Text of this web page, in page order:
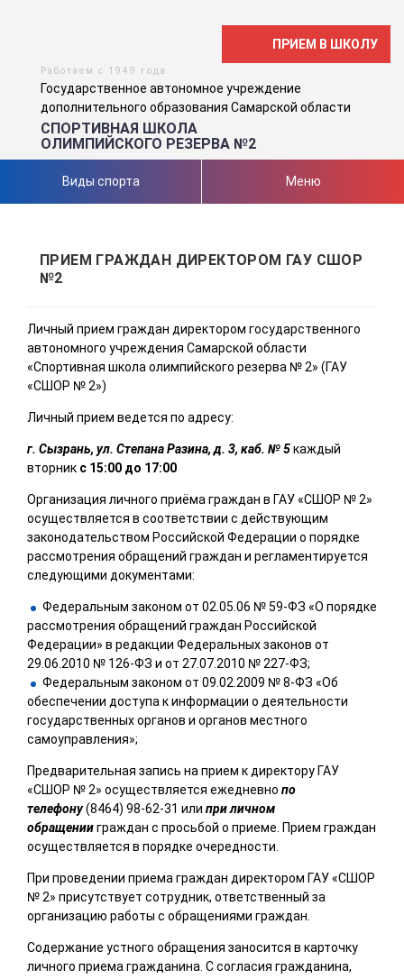
ПРИЕМ В ШКОЛУ
Работаем с 1949 года
Государственное автономное учреждение
дополнительного образования Самарской области
СПОРТИВНАЯ ШКОЛА
ОЛИМПИЙСКОГО РЕЗЕРВА №2
Виды спорта Меню
ПРИЕМ ГРАЖДАН ДИРЕКТОРОМ ГАУ СШОР
№2
Личный прием граждан директором государственного
автономного учреждения Самарской области
«Спортивная школа олимпийского резерва № 2» (ГАУ
«СШОР № 2»)
Личный прием ведется по адресу:
г. Сызрань, ул. Степана Разина, д. 3, каб. № 5каждый
вторник с 15:00 до 17:00
Организация личного приёма граждан в ГАУ «СШОР № 2»
осуществляется в соответствии с действующим
законодательством Российской Федерации о порядке
рассмотрения обращений граждан и регламентируется
следующими документами:
Федеральным законом от 02.05.06 № 59-ФЗ «О порядке
рассмотрения обращений граждан Российской
Федерации» в редакции Федеральных законов от
29.06.2010 № 126-ФЗ и от 27.07.2010 № 227-ФЗ;
Федеральным законом от 09.02.2009 № 8-ФЗ «Об
обеспечении доступа к информации о деятельности
государственных органов и органов местного
самоуправления»;
Предварительная запись на прием к директору ГАУ
«СШОР № 2» осуществляется ежедневно по
телефону(8464) 98-62-31 или при личном
обращенииграждан с просьбой о приеме. Прием граждан
осуществляется в порядке очередности.
При проведении приема граждан директором ГАУ «СШОР
№ 2» присутствует сотрудник, ответственный за
организацию работы с обращениями граждан.
Содержание устного обращения заносится в карточку
личного приема гражданина. С согласия гражданина,